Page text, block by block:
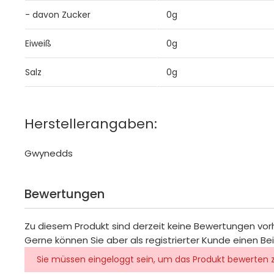
- davon Zucker 0g
Eiweiß 0g
Salz 0g
Herstellerangaben:
Gwynedds
Bewertungen
Zu diesem Produkt sind derzeit keine Bewertungen
Gerne können Sie aber als registrierter Kunde einen
Sie müssen eingeloggt sein, um das Produkt bewerten